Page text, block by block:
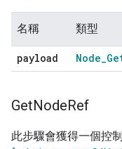
名稱 類型
payload Node_
GetNodeRef
此步驟會獲得一個控